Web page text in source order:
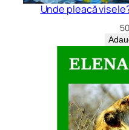
Unde pleacă